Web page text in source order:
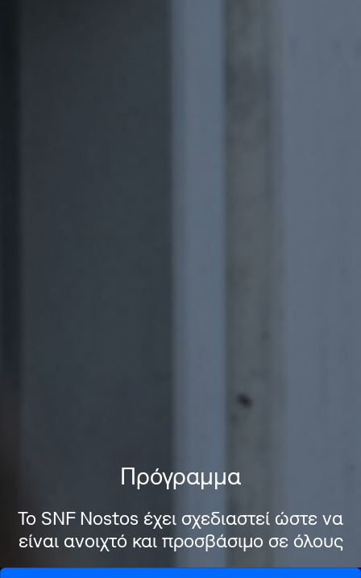
Πρόγραμμα
Το SNF Nostos έχει σχεδιαστεί ώστε να
είναι ανοιχτό και προσβάσιμο σε όλους